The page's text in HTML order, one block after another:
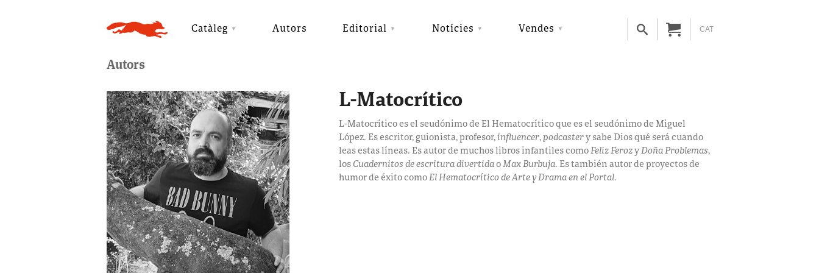
Catàleg Autors Editorial Notícies Vendes CAT
Autors
L-Matocrítico
L-Matocrítico es el seudónimo de El Hematocrítico que es el seudónimo de Miguel
López. Es escritor, guionista, profesor,influencer,podcastery sabe Dios qué será cuando
leas estas líneas. Es autor de muchos libros infantiles comoFeliz FerozyDoña Problemas,
losCuadernitos de escritura divertidaoMax Burbuja. Es también autor de proyectos de
humor de éxito comoEl Hematocrítico de Arte y Drama en el Portal.